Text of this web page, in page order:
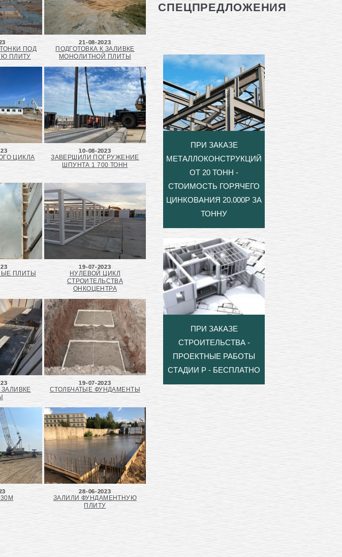
ПОД
ПЛИТУ
21-08-2023
ПОДГОТОВКА К ЗАЛИВКЕ
МОНОЛИТНОЙ ПЛИТЫ
ЦИКЛА
10-08-2023
ЗАВЕРШИЛИ ПОГРУЖЕНИЕ
ШПУНТА 1 700 ТОНН
ПЛИТЫ
19-07-2023
НУЛЕВОЙ ЦИКЛ
СТРОИТЕЛЬСТВА
ОНКОЦЕНТРА
ЗАЛИВКЕ
19-07-2023
СТОЛБЧАТЫЕ ФУНДАМЕНТЫ
28-06-2023
ЗАЛИЛИ ФУНДАМЕНТНУЮ
ПЛИТУ
СПЕЦПРЕДЛОЖЕНИЯ
ПРИ ЗАКАЗЕ
МЕТАЛЛОКОНСТРУКЦИЙ
ОТ 20 ТОНН -
СТОИМОСТЬ ГОРЯЧЕГО
ЦИНКОВАНИЯ 20.000Р ЗА
ТОННУ
ПРИ ЗАКАЗЕ
СТРОИТЕЛЬСТВА -
ПРОЕКТНЫЕ РАБОТЫ
СТАДИИ Р - БЕСПЛАТНО